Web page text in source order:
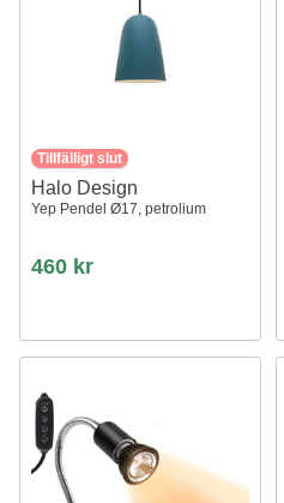
Tillfälligt slut
Halo Design
Yep Pendel Ø17, petrolium
460 kr